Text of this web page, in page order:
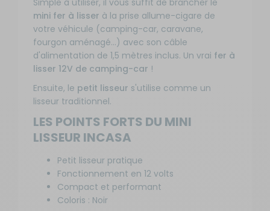
Simple à utiliser, il vous suffit de brancher le
mini fer à lisser à la prise allume-cigare de
votre véhicule (camping-car, caravane,
fourgon aménagé...) avec son câble
d'alimentation de 1,5 mètres inclus. Un vrai fer à
lisser 12V de camping-car !
Ensuite, le petit lisseur s'utilise comme un
lisseur traditionnel.
LES POINTS FORTS DU MINI
LISSEUR INCASA
Petit lisseur pratique
Fonctionnement en 12 volts
Compact et performant
Coloris : Noir